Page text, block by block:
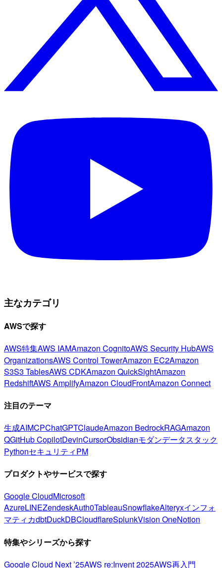
主なカテゴリ
AWSで探す
AWS特集AWS IAMAmazon CognitoAWS Security HubAWS
OrganizationsAWS Control TowerAmazon EC2Amazon
S3S3 TablesAWS CDKAmazon QuickSightAmazon
RedshiftAWS AmplifyAmazon CloudFrontAmazon Connect
注目のテーマ
生成AIMCPChatGPTClaudeAmazon BedrockRAGAmazon
QGitHub CopilotDevinCursorObsidianモダンデータスタック
PythonセキュリティPM
プロダクトやサービスで探す
Google CloudMicrosoft
AzureLINEZendeskAuth0TableauSnowflakeAlteryxインフォ
マティカdbtDuckDBCloudflareSplunkVision OneNotion
特集やシリーズから探す
Google Cloud Next ’25AWS re:Invent 2025AWS再入門